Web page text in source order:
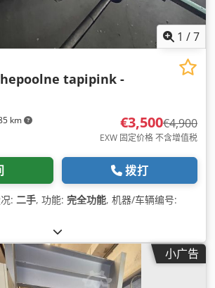
1 /7
km
tapipink -
€3,500€4,900
EXW 固定价格 不含增值税
拨打
: 二手, 功能: 完全功能, 机器/车辆编号:
小广告